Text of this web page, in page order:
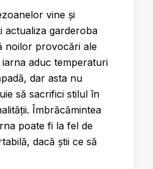
vine și
actualiza garderoba
noilor provocări ale
aduc temperaturi
dar asta nu
să sacrifici stilul în
Îmbrăcămintea
poate fi la fel de
dacă știi ce să